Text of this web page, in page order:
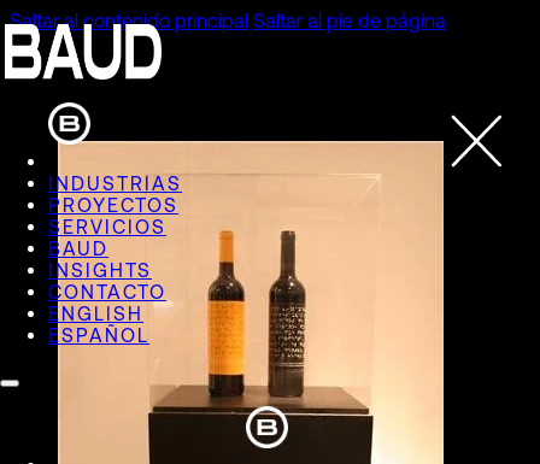
Saltar al contenido principal Saltar al pie de página
INDUSTRIAS
PROYECTOS
SERVICIOS
BAUD
INSIGHTS
CONTACTO
ENGLISH
ESPAÑOL